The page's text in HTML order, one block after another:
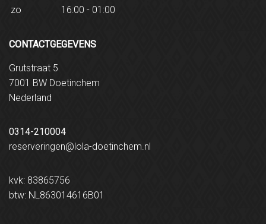
zo
16:00 - 01:00
CONTACTGEGEVENS
Grutstraat 5
7001 BW Doetinchem
Nederland
0314-210004
reserveringen@lola-doetinchem.nl
kvk: 83865756
btw: NL863014616B01